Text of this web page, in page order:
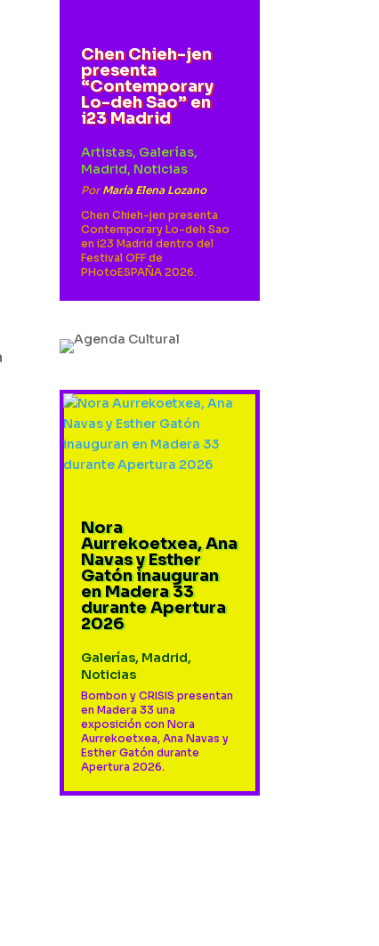
Chen Chieh-jen
presenta
“Contemporary
Lo-deh Sao” en
i23 Madrid
Artistas, Galerías,
Madrid, Noticias
PorMaría Elena Lozano
Chen Chieh-jen presenta
Contemporary Lo-deh Sao
en i23 Madrid dentro del
Festival OFF de
PHotoESPAÑA 2026.
Nora
Aurrekoetxea, Ana
Navas y Esther
Gatón inauguran
en Madera 33
durante Apertura
2026
Galerías, Madrid,
Noticias
Bombon y CRISIS presentan
en Madera 33 una
exposición con Nora
Aurrekoetxea, Ana Navas y
Esther Gatón durante
Apertura 2026.